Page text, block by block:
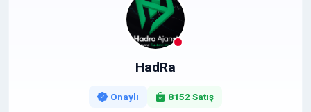
HadRa
Onaylı 8152 Satış